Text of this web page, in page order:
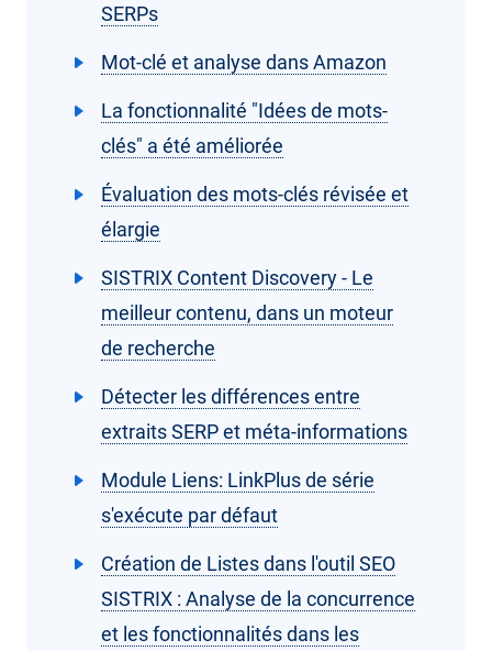
SERPs
Mot-clé et analyse dans Amazon
La fonctionnalité "Idées de mots-
clés" a été améliorée
Évaluation des mots-clés révisée et
élargie
SISTRIX Content Discovery - Le
meilleur contenu, dans un moteur
de recherche
Détecter les différences entre
extraits SERP et méta-informations
Module Liens: LinkPlus de série
s'exécute par défaut
Création de Listes dans l'outil SEO
SISTRIX : Analyse de la concurrence
et les fonctionnalités dans les